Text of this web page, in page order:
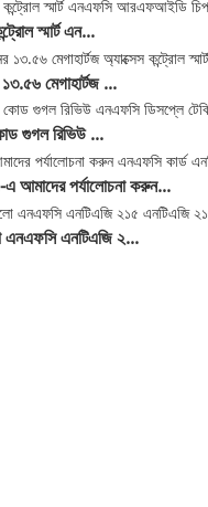
স্মার্ট এন...
মেগাহার্টজ ...
গুগল রিভিউ ...
পর্যালোচনা করুন...
এনএফসি এনটিএজি ২...